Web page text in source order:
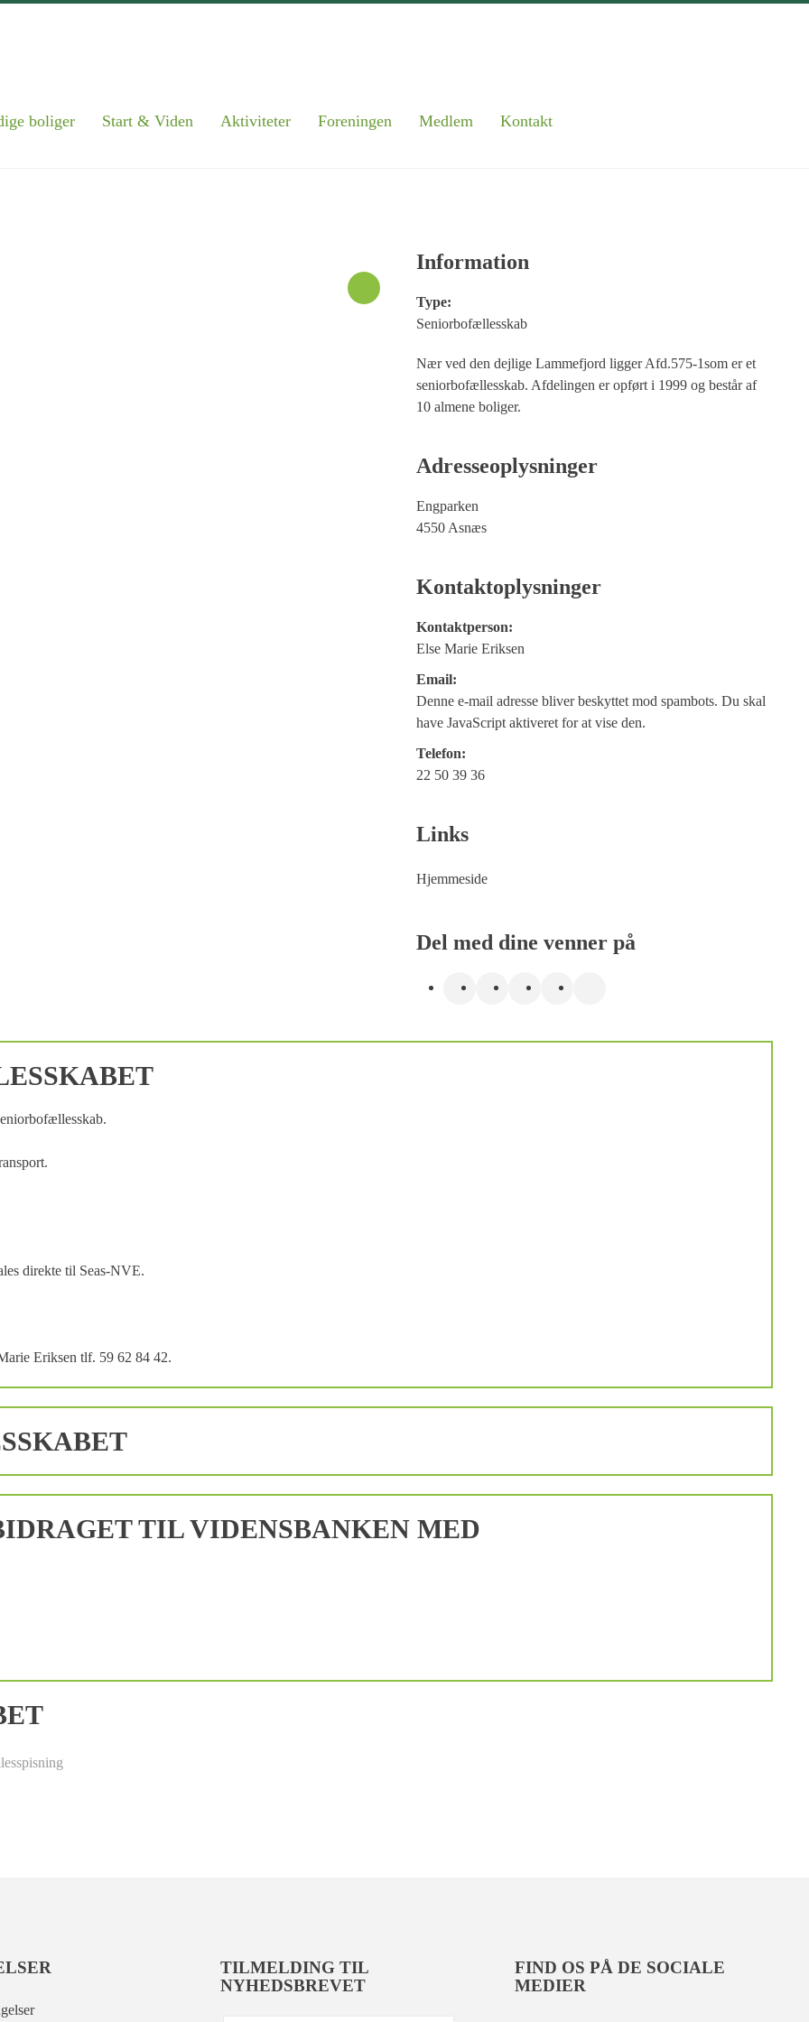
boliger Start & Viden Aktiviteter Foreningen Medlem Kontakt
Information
Type:
Seniorbofællesskab
Nær ved den dejlige Lammefjord ligger Afd.575-1som er et
seniorbofællesskab. Afdelingen er opført i 1999 og består af
10 almene boliger.
Adresseoplysninger
Engparken
4550 Asnæs
Kontaktoplysninger
Kontaktperson:
Else Marie Eriksen
Email:
Denne e-mail adresse bliver beskyttet mod spambots. Du skal
have JavaScript aktiveret for at vise den.
Telefon:
22 50 39 36
Links
Hjemmeside
Del med dine venner på
direkte til Seas-NVE.
Eriksen tlf. 59 62 84 42.
TIL VIDENSBANKEN MED
TILMELDING TIL
NYHEDSBREVET
FIND OS PÅ DE SOCIALE
MEDIER